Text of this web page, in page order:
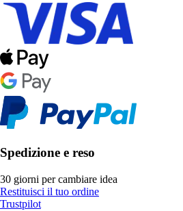
Spedizione e reso
30 giorni per cambiare idea
Restituisci il tuo ordine
Trustpilot